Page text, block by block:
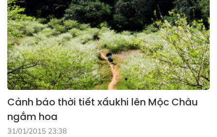
Cảnh báo thời tiết xấukhi lên Mộc Châu
ngắm hoa
31/01/2015 23:38